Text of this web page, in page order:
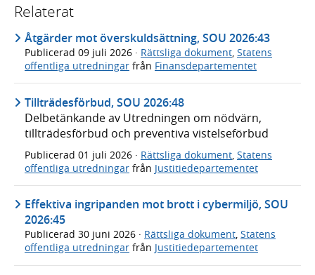
Relaterat
Åtgärder mot överskuldsättning, SOU 2026:43
Publicerad 09 juli 2026 · Rättsliga dokument, Statens
offentliga utredningar från Finansdepartementet
Tillträdesförbud, SOU 2026:48
Delbetänkande av Utredningen om nödvärn,
tillträdesförbud och preventiva vistelseförbud
Publicerad 01 juli 2026 · Rättsliga dokument Statens
offentliga utredningar från Justitiedepartementet
Effektiva ingripanden mot brott i cybermiljö, SOU
2026:45
Publicerad 30 juni 2026 · Rättsliga dokument, Statens
offentliga utredningar från Justitiedepartementet